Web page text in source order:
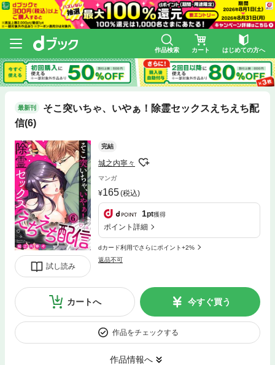
作品検索 カート はじめての方へ
最新刊
そこ突いちゃ、いやぁ！除霊セックスえちえち配
信(6)
試し読み
完結
城之内寧々
マンガ
165(税込)
1pt獲得
ポイント詳細
dカード利用でさらにポイント+2%
返品不可
カートへ 今すぐ買う
作品をチェックする
作品情報へ